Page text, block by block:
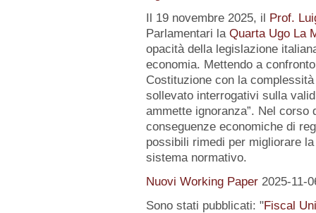
Il 19 novembre 2025, il Prof.
Parlamentari la Quarta Ugo La
opacità della legislazione
economia. Mettendo a
Costituzione con la
sollevato interrogativi sulla
ammette ignoranza”. Nel corso
conseguenze economiche di
possibili rimedi per migliorare
sistema normativo.
Nuovi Working Paper 2025-11-
Sono stati pubblicati: "Fiscal